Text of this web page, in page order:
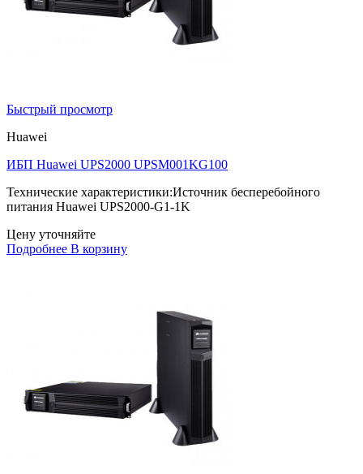
Быстрый просмотр
Huawei
ИБП Huawei UPS2000 UPSM001KG100
Технические характеристики:Источник бесперебойного
питания Huawei UPS2000-G1-1K
Цену уточняйте
Подробнее В корзину